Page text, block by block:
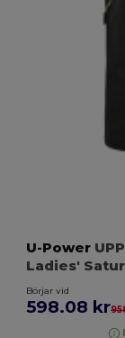
U-Power
Ladies'
Börjar vid
598.08 kr